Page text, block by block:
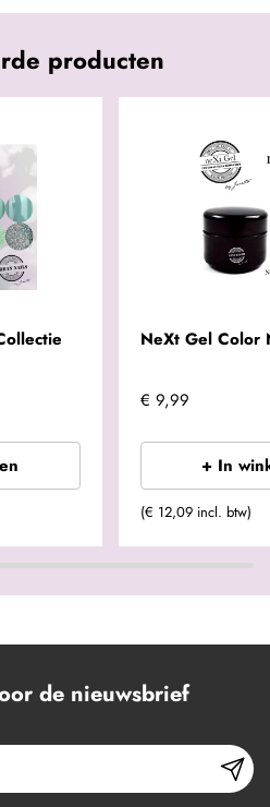
producten
NeXt Gel Color
€ 9,99
+ In
(€ 12,09 incl. btw)
de nieuwsbrief